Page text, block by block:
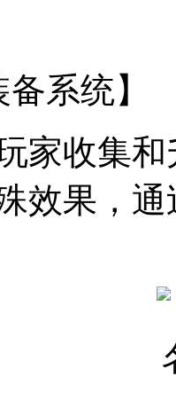
系统】
家收集
效果，